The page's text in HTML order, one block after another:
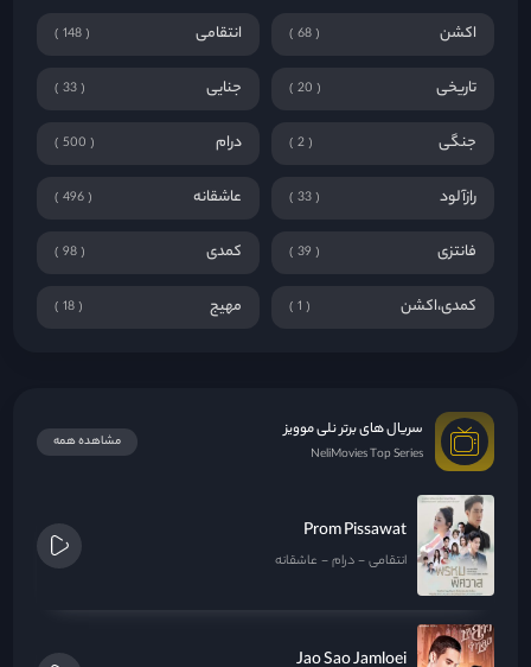
اکشن 68 انتقامی 148
تاریخی 20 جنایی 33
جنگی 2 درام 500
رازآلود 33 عاشقانه 496
فانتزی 39 کمدی 98
کمدی،اکشن 1 مهیج 18
سریال های برتر نلی موویز
NeliMovies Top Series
مشاهده همه
Prom Pissawat
انتقامی درام عاشقانه
Jao Sao Jamloei